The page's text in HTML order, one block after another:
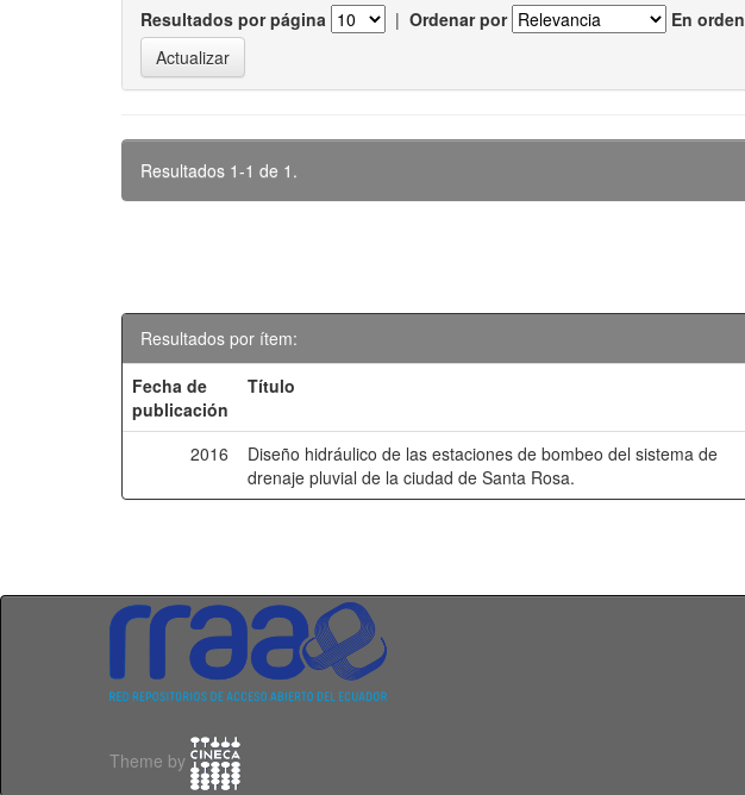
Resultados por página | Ordenar por En orden
Resultados 1-1 de 1.
Resultados por ítem:
Fecha de
publicación
Título
2016
Diseño hidráulico de las estaciones de bombeo del sistema de
drenaje pluvial de la ciudad de Santa Rosa.
Theme by